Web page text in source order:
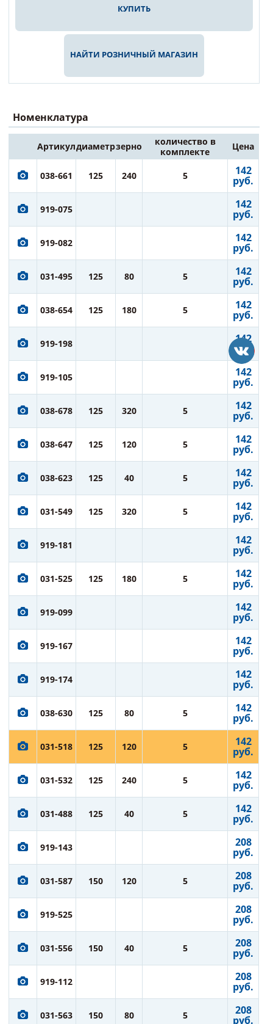
КУПИТЬ
НАЙТИ РОЗНИЧНЫЙ МАГАЗИН
Номенклатура
Артикулдиаметрзерно
количество в
комплекте
Цена
038-661 125 240 5 142
руб.
919-075 142
руб.
919-082 142
руб.
031-495 125 80 5 142
руб.
038-654 125 180 5 142
руб.
919-198 142
руб.
919-105 142
руб.
038-678 125 320 5 142
руб.
038-647 125 120 5 142
руб.
038-623 125 40 5 142
руб.
031-549 125 320 5 142
руб.
919-181 142
руб.
031-525 125 180 5 142
руб.
919-099 142
руб.
919-167 142
руб.
919-174 142
руб.
038-630 125 80 5 142
руб.
031-518 125 120 5 142
руб.
031-532 125 240 5 142
руб.
031-488 125 40 5 142
руб.
919-143 208
руб.
031-587 150 120 5 208
руб.
919-525 208
руб.
031-556 150 40 5 208
руб.
919-112 208
руб.
031-563 150 80 5 208
руб.